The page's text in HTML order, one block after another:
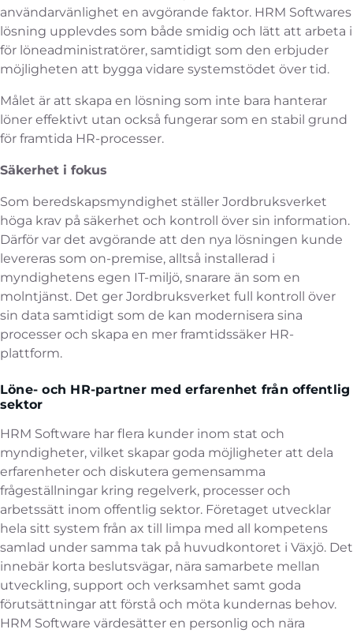
användarvänlighet en avgörande faktor. HRM Softwares
lösning upplevdes som både smidig och lätt att arbeta i
för löneadministratörer, samtidigt som den erbjuder
möjligheten att bygga vidare systemstödet över tid.
Målet är att skapa en lösning som inte bara hanterar
löner effektivt utan också fungerar som en stabil grund
för framtida HR-processer.
Säkerhet i fokus
Som beredskapsmyndighet ställer Jordbruksverket
höga krav på säkerhet och kontroll över sin information.
Därför var det avgörande att den nya lösningen kunde
levereras som on-premise, alltså installerad i
myndighetens egen IT-miljö, snarare än som en
molntjänst. Det ger Jordbruksverket full kontroll över
sin data samtidigt som de kan modernisera sina
processer och skapa en mer framtidssäker HR-
plattform.
Löne- och HR-partner med erfarenhet från offentlig
sektor
HRM Software har flera kunder inom stat och
myndigheter, vilket skapar goda möjligheter att dela
erfarenheter och diskutera gemensamma
frågeställningar kring regelverk, processer och
arbetssätt inom offentlig sektor. Företaget utvecklar
hela sitt system från ax till limpa med all kompetens
samlad under samma tak på huvudkontoret i Växjö. Det
innebär korta beslutsvägar, nära samarbete mellan
utveckling, support och verksamhet samt goda
förutsättningar att förstå och möta kundernas behov.
HRM Software värdesätter en personlig och nära